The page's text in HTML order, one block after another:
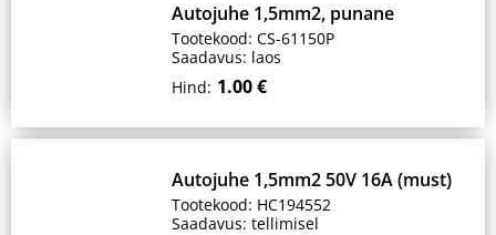
Autojuhe 1,5mm2, punane
Tootekood: CS-61150P
Saadavus: laos
Hind: 1.00 €
Autojuhe 1,5mm2 50V 16A (must)
Tootekood: HC194552
Saadavus: tellimisel